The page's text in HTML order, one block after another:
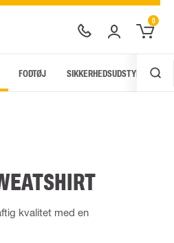
0
FODTØJ SIKKERHEDSUDSTYR
kvalitet med en